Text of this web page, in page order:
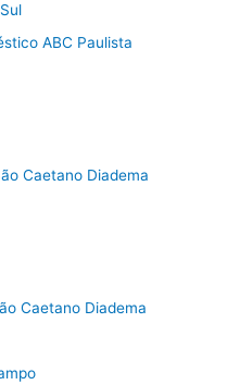
ABC Paulista
Caetano Diadema
Caetano Diadema